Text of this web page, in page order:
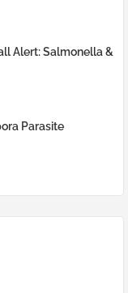
Alert: Salmonella &
Parasite